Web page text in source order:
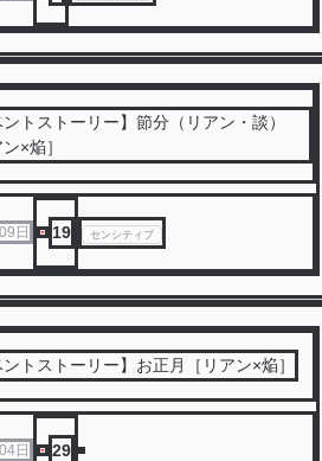
ントストーリー】節分（リアン・談）
ン×焔］
日 19 センシティブ
ントストーリー】お正月［リアン×焔］
日 29